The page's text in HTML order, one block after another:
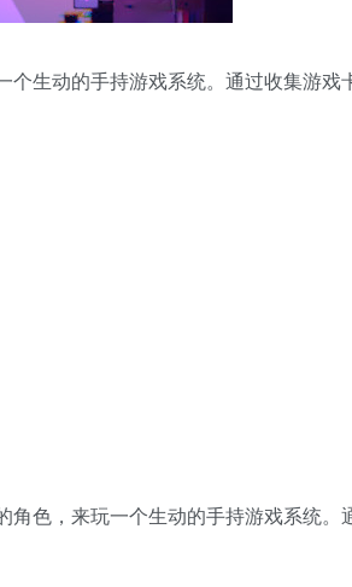
生动的手持游戏系统。通过收集游戏
角色，来玩一个生动的手持游戏系统。